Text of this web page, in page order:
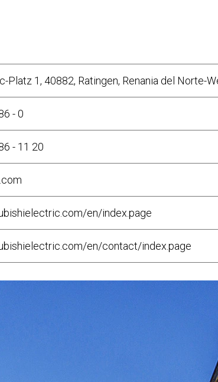
Platz 1, 40882, Ratingen, Renania del Norte-
- 0
- 11 20
en/index.page
en/contact/index.page